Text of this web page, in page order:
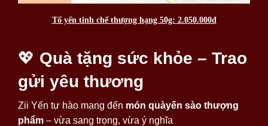
Tổ yến tinh chế thượng hạng 50g: 2.050.000đ
💖 Quà tặng sức khỏe – Trao
gửi yêu thương
Zii Yến tự hào mang đến món quàyến sào thượng
phẩm – vừa sang trọng, vừa ý nghĩa